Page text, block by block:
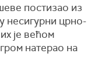
постизао из
несигурни црно-
је већом
натерао на